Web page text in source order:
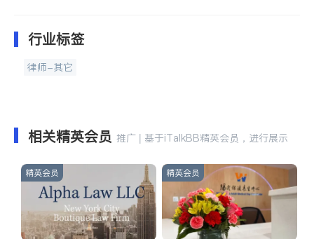
行业标签
律师-其它
相关精英会员 推广 | 基于iTalkBB精英会员，进行展示
精英会员 精英会员